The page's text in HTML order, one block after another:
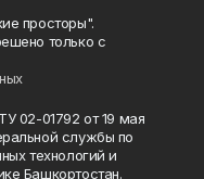
просторы".
только с
02-01792 от 19 мая
службы по
технологий и
Башкортостан.